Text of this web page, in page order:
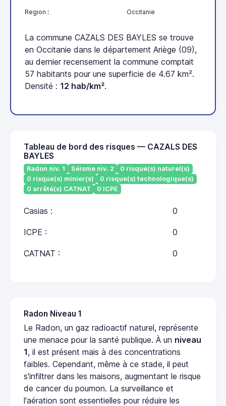
Region : Occitanie
La commune CAZALS DES BAYLES se trouve
en Occitanie dans le département Ariège (09),
au dernier recensement la commune comptait
57 habitants pour une superficie de 4.67 km².
Densité : 12 hab/km².
Tableau de bord des risques — CAZALS DES
BAYLES
Radon niv. 1 Séisme niv. 2
0 risque(s) naturel(s)
0 risque(s) minier(s)
0 risque(s) technologique(s)
0 arrêté(s) CATNAT
0 ICPE
Casias : 0
ICPE : 0
CATNAT : 0
Radon Niveau 1
Le Radon, un gaz radioactif naturel, représente
une menace pour la santé publique. À un niveau
1, il est présent mais à des concentrations
faibles. Cependant, même à ce stade, il peut
s'infiltrer dans les maisons, augmentant le risque
de cancer du poumon. La surveillance et
l'aération sont essentielles pour réduire les